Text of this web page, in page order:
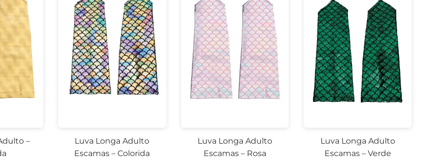
–
Luva Longa Adulto
Escamas – Colorida
Luva Longa Adulto
Escamas – Rosa
Luva Longa Adulto
Escamas – Verde